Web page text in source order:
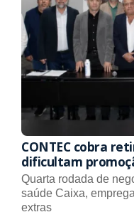
CONTEC cobra
dificultam
Quarta rodada de
saúde Caixa,
extras